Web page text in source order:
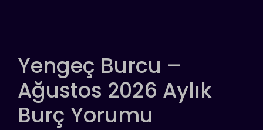
Yengeç Burcu –
Ağustos 2026 Aylık
Burç Yorumu